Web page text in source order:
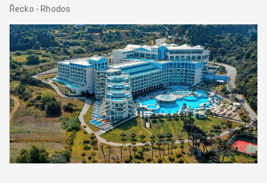
Řecko - Rhodos